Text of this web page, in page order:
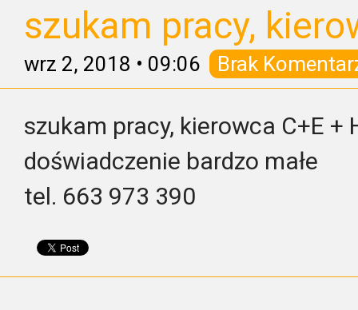
szukam pracy,
wrz 2, 2018 • 09:06 Brak
szukam pracy, kierowca C+E +
doświadczenie bardzo małe
tel. 663 973 390